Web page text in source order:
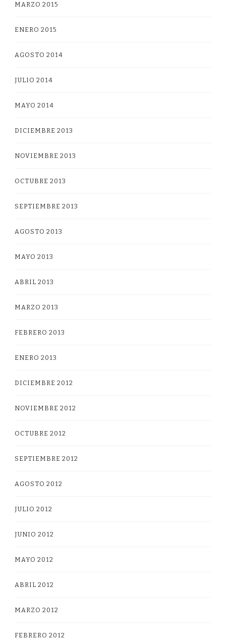
MARZO 2015
ENERO 2015
AGOSTO 2014
JULIO 2014
MAYO 2014
DICIEMBRE 2013
NOVIEMBRE 2013
OCTUBRE 2013
SEPTIEMBRE 2013
AGOSTO 2013
MAYO 2013
ABRIL 2013
MARZO 2013
FEBRERO 2013
ENERO 2013
DICIEMBRE 2012
NOVIEMBRE 2012
OCTUBRE 2012
SEPTIEMBRE 2012
AGOSTO 2012
JULIO 2012
JUNIO 2012
MAYO 2012
ABRIL 2012
MARZO 2012
FEBRERO 2012